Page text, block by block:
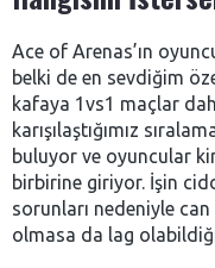
Ace of Arenas’ın
belki de en sevdiğim
kafaya 1vs1 maçlar
karışılaştığımız
buluyor ve oyuncular
birbirine giriyor. İşin
sorunları nedeniyle can
olmasa da lag